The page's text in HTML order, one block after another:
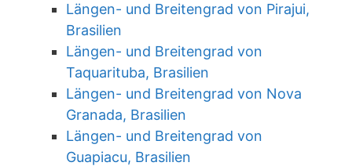
Längen- und Breitengrad von Pirajui,
Brasilien
Längen- und Breitengrad von
Taquarituba, Brasilien
Längen- und Breitengrad von Nova
Granada, Brasilien
Längen- und Breitengrad von
Guapiacu, Brasilien